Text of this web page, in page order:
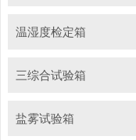
温湿度检定箱
三综合试验箱
盐雾试验箱